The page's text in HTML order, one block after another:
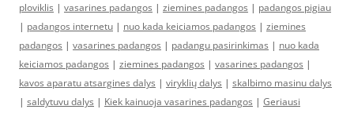
ploviklis | vasarines padangos | ziemines padangos | padangos pigiau
| padangos internetu | nuo kada keiciamos padangos | ziemines
padangos | vasarines padangos | padangu pasirinkimas | nuo kada
keiciamos padangos | ziemines padangos | vasarines padangos |
kavos aparatu atsargines dalys | viryklių dalys | skalbimo masinu dalys
| saldytuvu dalys | Kiek kainuoja vasarines padangos | Geriausi